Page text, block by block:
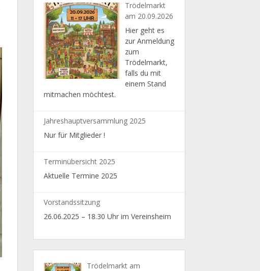
Trödelmarkt
am 20.09.2026
Hier geht es
zur Anmeldung
zum
Trödelmarkt,
falls du mit
einem Stand
mitmachen möchtest.
Jahreshauptversammlung 2025
Nur für Mitglieder !
Terminübersicht 2025
Aktuelle Termine 2025
Vorstandssitzung
26.06.2025 – 18.30 Uhr im Vereinsheim
Trödelmarkt am